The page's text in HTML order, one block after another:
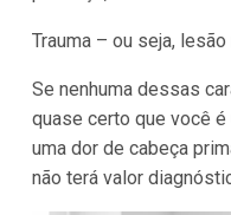
Trauma – ou seja,
Se nenhuma dessas
quase certo que você
uma dor de cabeça
não terá valor